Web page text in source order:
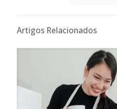
Artigos Relacionados